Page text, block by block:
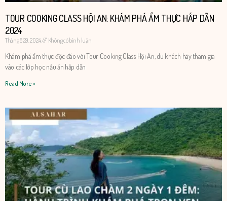
TOUR COOKING CLASS HỘI AN: KHÁM PHÁ ẨM THỰC HẤP DẪN
2024
Tháng 8 29, 2024 Không có bình luận
​​Khám phá ẩm thực độc đáo với Tour Cooking Class Hội An, du khách hãy tham gia
vào các lớp học nấu ăn hấp dẫn
Read More »